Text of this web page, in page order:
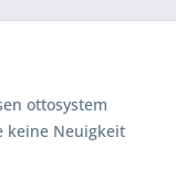
ottosystem
keine Neuigkeit